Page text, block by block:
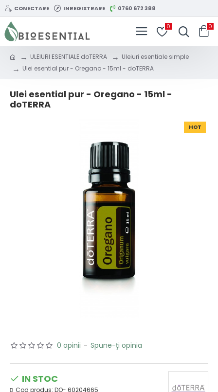
CONECTARE INREGISTRARE 0760 672 388
0 0
ULEIURI ESENTIALE doTERRA
Uleiuri esentiale simple
Ulei esential pur - Oregano - 15ml - doTERRA
Ulei esential pur - Oregano - 15ml -
doTERRA
HOT
0 opinii - Spune-ţi opinia
IN STOC
Cod produs: DO- 60204665